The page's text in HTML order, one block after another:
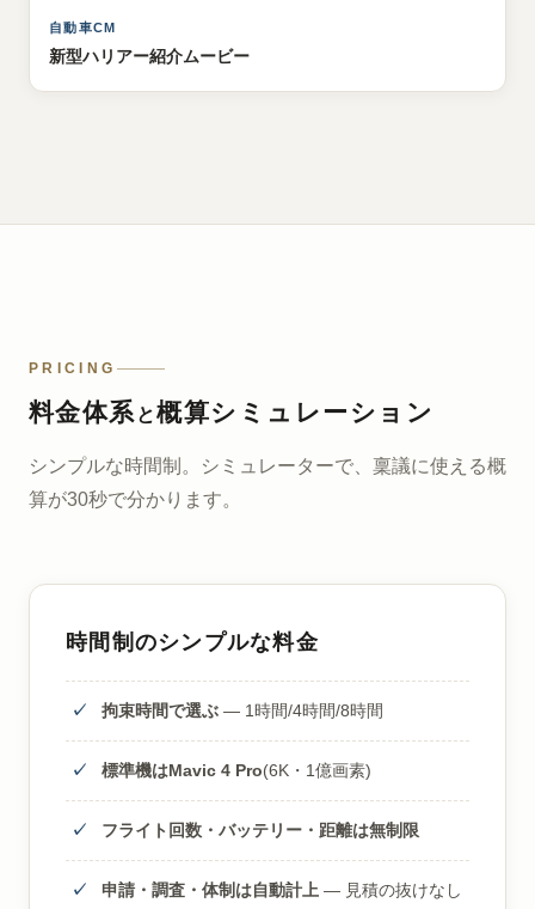
自動車CM
新型ハリアー紹介ムービー
PRICING
料金体系と概算シミュレーション
シンプルな時間制。シミュレーターで、稟議に使える概
算が30秒で分かります。
時間制のシンプルな料金
拘束時間で選ぶ — 1時間/4時間/8時間
標準機はMavic 4 Pro(6K・1億画素)
フライト回数・バッテリー・距離は無制限
申請・調査・体制は自動計上 — 見積の抜けなし